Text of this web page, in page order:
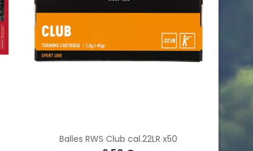
Balles RWS Club cal.22LR x50